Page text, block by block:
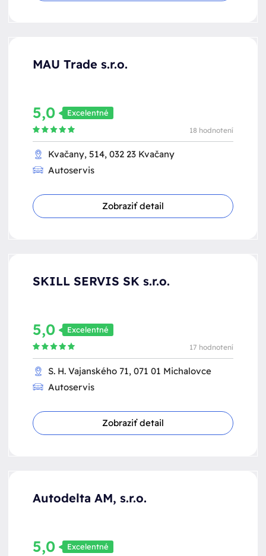
MAU Trade s.r.o.
5,0 Excelentné
18 hodnotení
Kvačany, 514, 032 23 Kvačany
Autoservis
Zobraziť detail
SKILL SERVIS SK s.r.o.
5,0 Excelentné
17 hodnotení
S. H. Vajanského 71, 071 01 Michalovce
Autoservis
Zobraziť detail
Autodelta AM, s.r.o.
5,0 Excelentné